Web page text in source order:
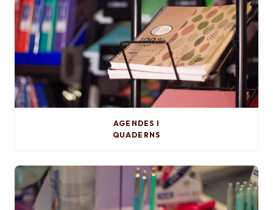
AGENDES I
QUADERNS